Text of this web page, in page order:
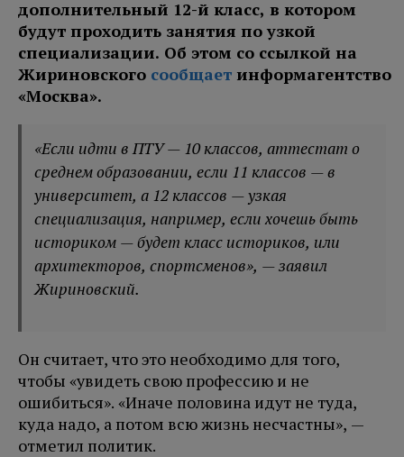
дополнительный 12-й класс, в котором
будут проходить занятия по узкой
специализации. Об этом со ссылкой на
Жириновского сообщает информагентство
«Москва».
«Если идти в ПТУ — 10 классов, аттестат о
среднем образовании, если 11 классов — в
университет, а 12 классов — узкая
специализация, например, если хочешь быть
историком — будет класс историков, или
архитекторов, спортсменов», — заявил
Жириновский.
Он считает, что это необходимо для того,
чтобы «увидеть свою профессию и не
ошибиться». «Иначе половина идут не туда,
куда надо, а потом всю жизнь несчастны», —
отметил политик.